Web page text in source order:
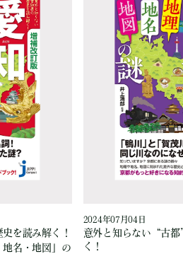
を読み解く！
名・地図」の
2024年07月04日
意外と知らない“古
く！